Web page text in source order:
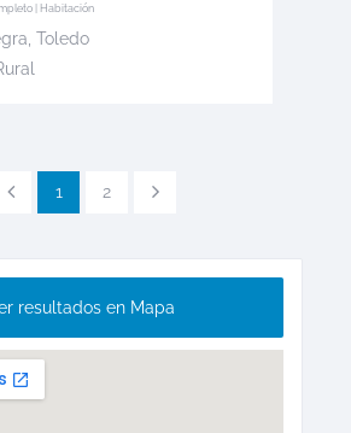
| Habitación
Toledo
1 2
resultados en Mapa